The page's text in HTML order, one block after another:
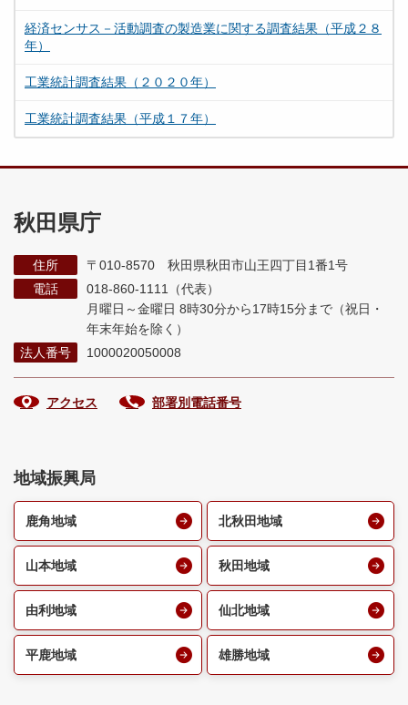
経済センサス－活動調査の製造業に関する調査結果（平成２８
年）
工業統計調査結果（２０２０年）
工業統計調査結果（平成１７年）
秋田県庁
住所
〒010-8570 秋田県秋田市山王四丁目1番1号
電話
018-860-1111（代表）
月曜日～金曜日 8時30分から17時15分まで （祝日・
年末年始を除く）
法人番号
1000020050008
アクセス 部署別電話番号
地域振興局
鹿角地域 北秋田地域
山本地域 秋田地域
由利地域 仙北地域
平鹿地域 雄勝地域